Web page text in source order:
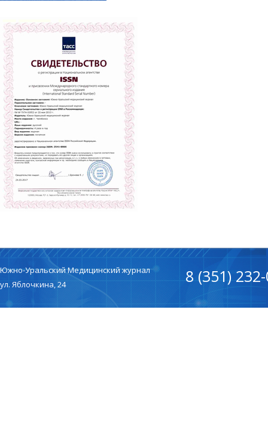
Южно-Уральский Медицинский журнал
ул. Яблочкина, 24
8 (351)